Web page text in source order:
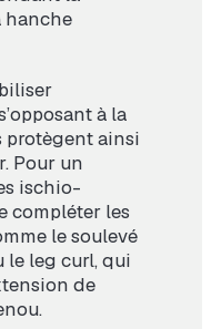
hanche
à la
protègent ainsi
Pour un
ischio-
compléter les
le soulevé
le leg curl, qui
de